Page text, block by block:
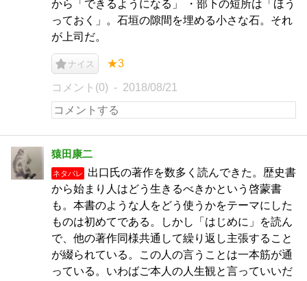
から「できるようになる」 ・部下の短所は「ほう
っておく」。石垣の隙間を埋める小さな石。それ
が上司だ。
ナイス ★3
コメント(0) 2018/08/21
猿田康二
ネタバレ
出口氏の著作を数多く読んできた。歴史書
から始まり人はどう生きるべきかという啓蒙書
も。本書のような人をどう使うかをテーマにした
ものは初めてである。しかし「はじめに」を読ん
で、他の著作同様共通して繰り返し主張すること
が綴られている。この人の言うことは一本筋が通
っている。いわばご本人の人生観と言っていいだ